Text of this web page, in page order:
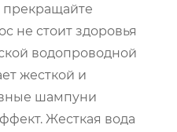
не стоит здоровья
водопроводной
жесткой и
шампуни
Жесткая вода